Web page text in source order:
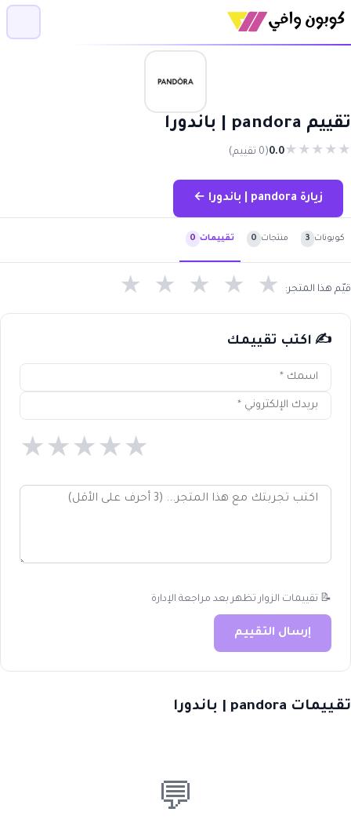
تقييم pandora | باندورا
★
★
★
★
★
0.0(0 تقييم)
زيارة pandora | باندورا ←
كوبونات 3 منتجات 0 تقييمات 0
قيّم هذا المتجر: ★ ★ ★ ★ ★
✍️ اكتب تقييمك
★ ★ ★ ★ ★
📝 تقييمات الزوار تظهر بعد مراجعة الإدارة
إرسال التقييم
تقييمات pandora | باندورا
💬